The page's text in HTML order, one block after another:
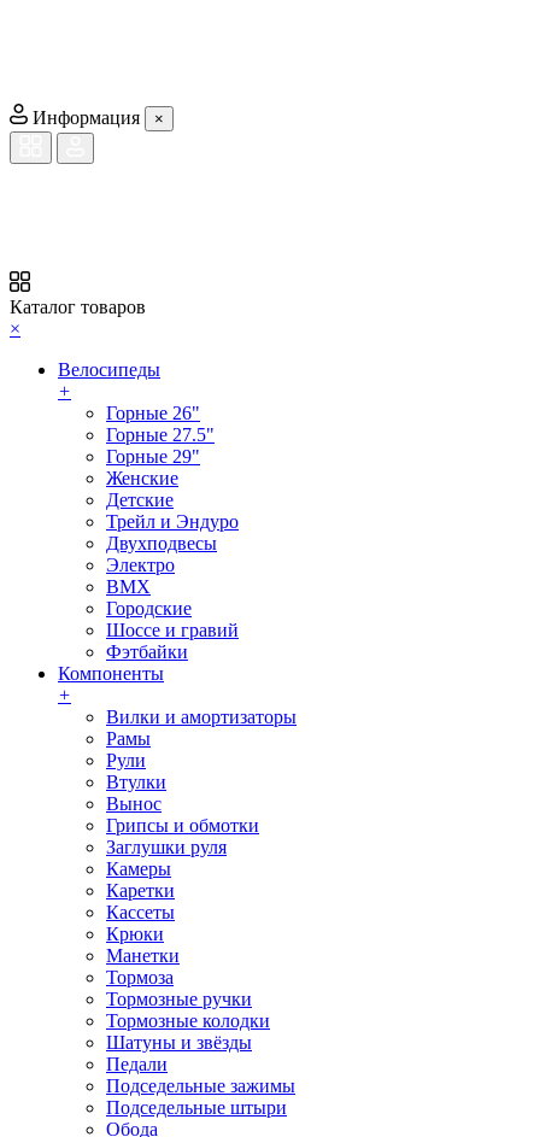
Информация ×
Каталог товаров
×
Велосипеды
+
Горные 26"
Горные 27.5"
Горные 29"
Женские
Детские
Трейл и Эндуро
Двухподвесы
Электро
BMX
Городские
Шоссе и гравий
Фэтбайки
Компоненты
+
Вилки и амортизаторы
Рамы
Рули
Втулки
Вынос
Грипсы и обмотки
Заглушки руля
Камеры
Каретки
Кассеты
Крюки
Манетки
Тормоза
Тормозные ручки
Тормозные колодки
Шатуны и звёзды
Педали
Подседельные зажимы
Подседельные штыри
Обода